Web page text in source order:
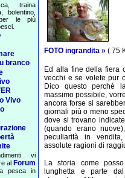
traina
bolentino,
le più
branco
Vivo
vi
al Forum
pesca in
FOTO ingrandita » ( 75
Ed alla fine della fiera
vecchi e se volete pur
Dico questo perché
massimo possibile,
ancora forse si
giornali più o meno
dove si trovano
(quando erano
peculiarità in
assolute ragioni di
La storia come
lunghetta e parte